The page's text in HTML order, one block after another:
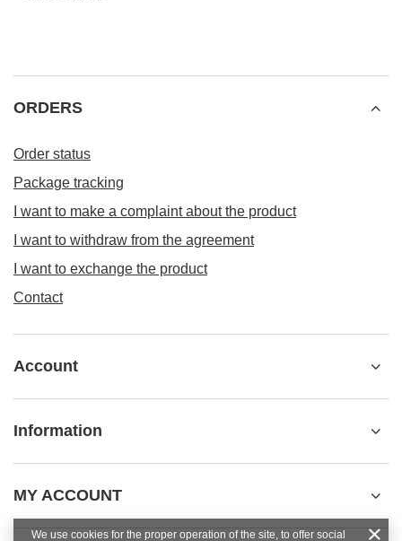
ORDERS
Order status
Package tracking
I want to make a complaint about the product
I want to withdraw from the agreement
I want to exchange the product
Contact
Account
Information
MY ACCOUNT
We use cookies for the proper operation of the site, to offer social